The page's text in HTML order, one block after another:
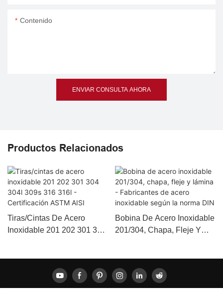
Contenido
ENVIAR CONSULTA AHORA
Productos Relacionados
Tiras/cintas De Acero
Inoxidable 201 202 301 304
Bobina De Acero Inoxidable
201/304, Chapa, Fleje Y